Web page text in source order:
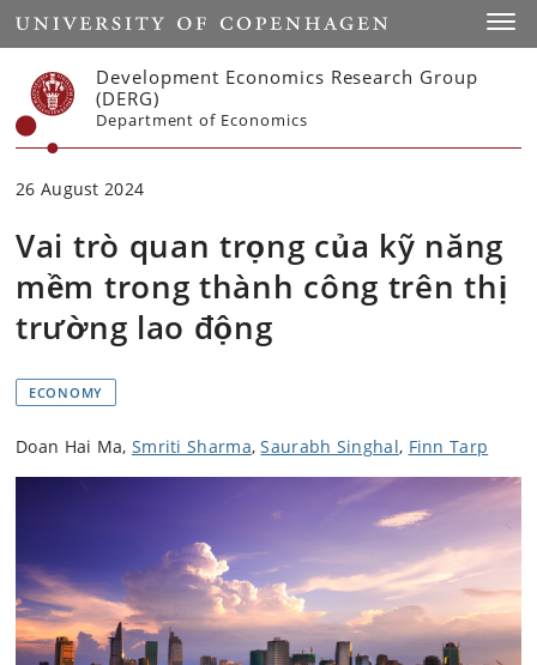
Start
Development Economics Research Group
(DERG)
Department of Economics
26 August 2024
Vai trò quan trọng của kỹ năng
mềm trong thành công trên thị
trường lao động
ECONOMY
Doan Hai Ma, Smriti Sharma,Saurabh Singhal, Finn Tarp